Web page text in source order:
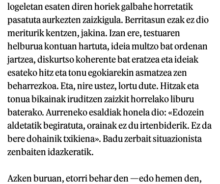
logeletan esaten diren horiek galbahe horretatik
pasatuta aurkezten zaizkigula. Berritasun ezak ez dio
meriturik kentzen, jakina. Izan ere, testuaren
helburua kontuan hartuta, ideia multzo bat ordenan
jartzea, diskurtso koherente bat eratzea eta ideiak
esateko hitz eta tonu egokiarekin asmatzea zen
beharrezkoa. Eta, nire ustez, lortu dute. Hitzak eta
tonua bikainak iruditzen zaizkit horrelako liburu
baterako. Aurreneko esaldiak honela dio: «Edozein
aldetatik begiratuta, orainak ez du irtenbiderik. Ez da
bere dohainik txikiena». Badu zerbait situazionista
zenbaiten idazkeratik.
Azken buruan, etorri behar den —edo hemen den,